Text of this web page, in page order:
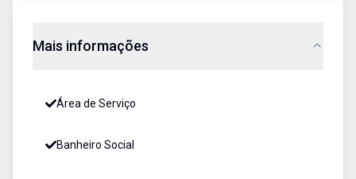
Mais informações
Área de Serviço
Banheiro Social